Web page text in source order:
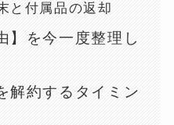
と付属品の返却
】を今一度整理し
解約するタイミン